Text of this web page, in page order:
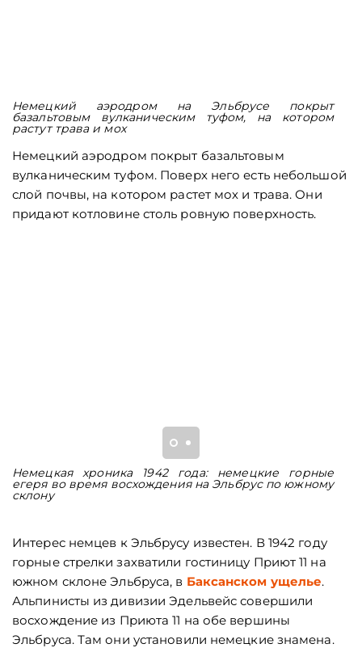
Немецкий аэродром на Эльбрусе покрыт
базальтовым вулканическим туфом, на котором
растут трава и мох
Немецкий аэродром покрыт базальтовым
вулканическим туфом. Поверх него есть небольшой
слой почвы, на котором растет мох и трава. Они
придают котловине столь ровную поверхность.
Немецкая хроника 1942 года: немецкие горные
егеря во время восхождения на Эльбрус по южному
склону
Интерес немцев к Эльбрусу известен. В 1942 году
горные стрелки захватили гостиницу Приют 11 на
южном склоне Эльбруса, в Баксанском ущелье.
Альпинисты из дивизии Эдельвейс совершили
восхождение из Приюта 11 на обе вершины
Эльбруса. Там они установили немецкие знамена.